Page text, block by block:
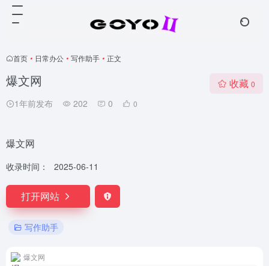
首页 • 日常办公 • 写作助手 • 正文
爆文网
1年前发布 202 0 0
收藏 0
爆文网
收录时间： 2025-06-11
打开网站
写作助手
爆文网